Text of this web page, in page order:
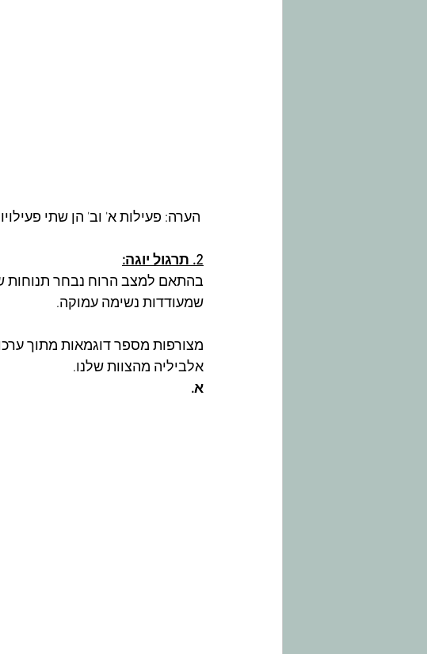
הערה: פעילות א' וב' הן שתי
2. תרגול יוגה:
בהתאם למצב הרוח נבחר תנוחות
שמעודדות נשימה עמוקה.
מצורפות מספר דוגמאות מתוך
אלביליה מהצוות שלנו.
א.